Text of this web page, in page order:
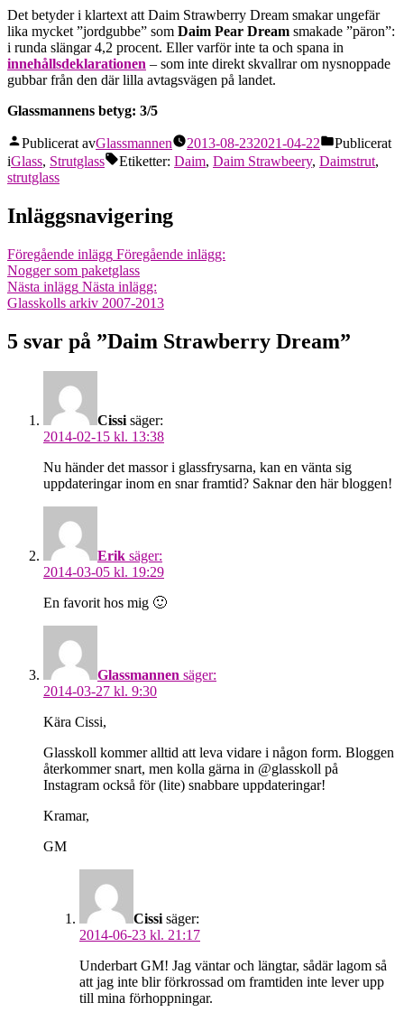
Det betyder i klartext att Daim Strawberry Dream smakar ungefär
lika mycket ”jordgubbe” som Daim Pear Dream smakade ”päron”:
i runda slängar 4,2 procent. Eller varför inte ta och spana in
innehållsdeklarationen – som inte direkt skvallrar om nysnoppade
gubbar från den där lilla avtagsvägen på landet.
Glassmannens betyg: 3/5
Publicerat avGlassmannen 2013-08-232021-04-22
Publicerat
iGlass, Strutglass Etiketter: Daim, Daim Strawbeery, Daimstrut,
strutglass
Inläggsnavigering
Föregående inlägg Föregående inlägg:
Nogger som paketglass
Nästa inlägg Nästa inlägg:
Glasskolls arkiv 2007-2013
5 svar på ”Daim Strawberry Dream”
Cissi säger:
2014-02-15 kl. 13:38
Nu händer det massor i glassfrysarna, kan en vänta sig
uppdateringar inom en snar framtid? Saknar den här bloggen!
Erik säger:
2014-03-05 kl. 19:29
En favorit hos mig 🙂
Glassmannen säger:
2014-03-27 kl. 9:30
Kära Cissi,
Glasskoll kommer alltid att leva vidare i någon form. Bloggen
återkommer snart, men kolla gärna in @glasskoll på
Instagram också för (lite) snabbare uppdateringar!
Kramar,
GM
Cissi säger:
2014-06-23 kl. 21:17
Underbart GM! Jag väntar och längtar, sådär lagom så
att jag inte blir förkrossad om framtiden inte lever upp
till mina förhoppningar.